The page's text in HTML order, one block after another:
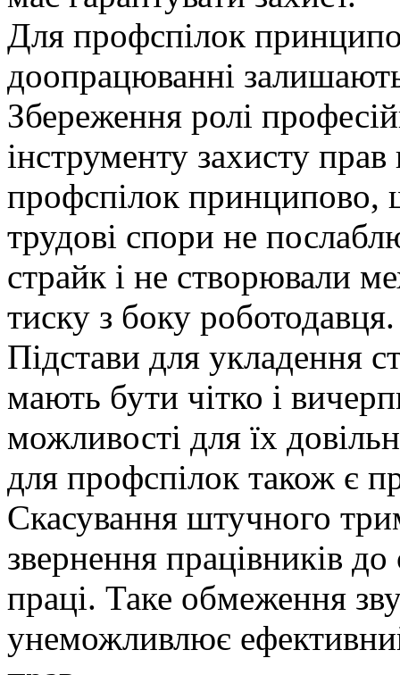
Для профспілок
доопрацюванні
Збереження ролі
інструменту захисту
профспілок принципово,
трудові спори не
страйк і не створювали
тиску з боку роботодавця.
Підстави для укладення
мають бути чітко і
можливості для їх
для профспілок також є
Скасування штучного
звернення працівників
праці. Таке обмеження
унеможливлює